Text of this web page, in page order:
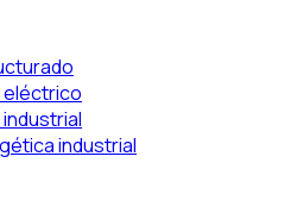
eléctrico
industrial